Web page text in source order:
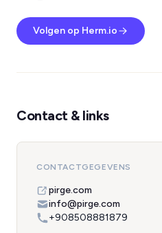
Volgen op Herm.io
Contact & links
CONTACTGEGEVENS
pirge.com
info@pirge.com
+908508881879